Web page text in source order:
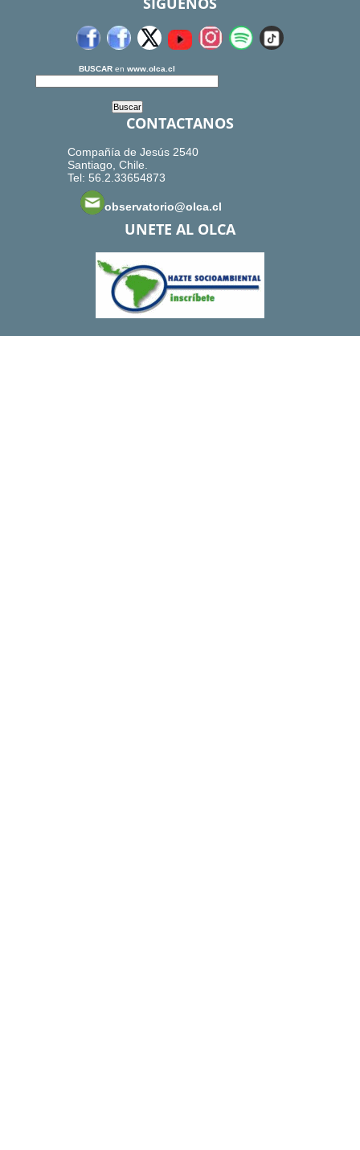
BUSCAR en www.olca.cl
CONTACTANOS
Compañía de Jesús 2540
Santiago, Chile.
Tel: 56.2.33654873
observatorio@olca.cl
UNETE AL OLCA